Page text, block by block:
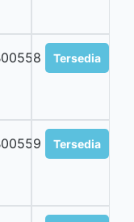
Tersedia
Tersedia